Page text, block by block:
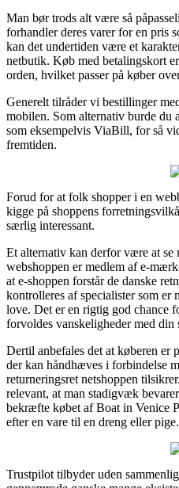
Man bør trods alt være så
forhandler deres varer for en pris
kan det undertiden være et
netbutik. Køb med betalingskort
orden, hvilket passer på køber
Generelt tilråder vi bestillinger
mobilen. Som alternativ burde du
som eksempelvis ViaBill, for så
fremtiden.
Forud for at folk shopper i en
kigge på shoppens
særlig interessant.
Et alternativ kan derfor være at se
webshoppen er medlem af e-
at e-shoppen forstår de danske
kontrolleres af specialister som er
love. Det er en rigtig god chance
forvoldes vanskeligheder med din
Dertil anbefales det at køberen er
der kan håndhæves i forbindelse
returneringsret netshoppen
relevant, at man stadigvæk
bekræfte købet af Boat in Venice
efter en vare til en dreng eller pige.
Trustpilot tilbyder uden